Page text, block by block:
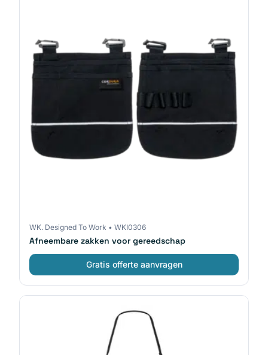
WK. Designed To Work • WKI0306
Afneembare zakken voor gereedschap
Gratis offerte aanvragen